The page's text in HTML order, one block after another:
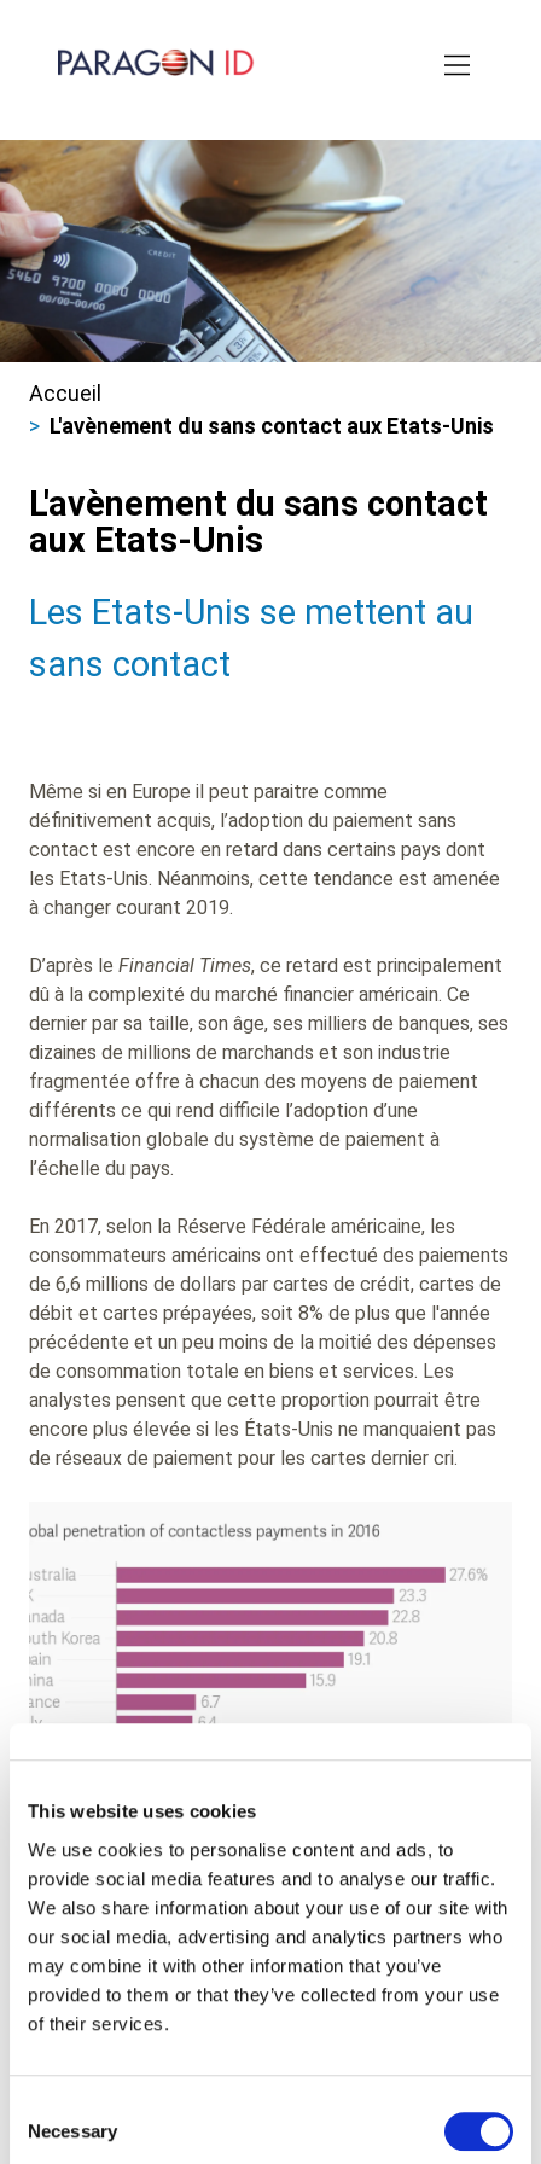
This website uses cookies
We use cookies to personalise content and ads, to
provide social media features and to analyse our traffic.
We also share information about your use of our site with
our social media, advertising and analytics partners who
may combine it with other information that you’ve
provided to them or that they’ve collected from your use
of their services.
Selection
Necessary
contenu
Fils
Accueil
L'avènement du sans contact aux Etats-Unis
L'avènement du sans contact
aux Etats-Unis
Sub
Heading
Les Etats-Unis se mettent au
sans contact
Même si en Europe il peut paraitre comme
définitivement acquis, l’adoption du paiement sans
contact est encore en retard dans certains pays dont
les Etats-Unis. Néanmoins, cette tendance est amenée
à changer courant 2019.
D’après le Financial Times, ce retard est principalement
dû à la complexité du marché financier américain. Ce
dernier par sa taille, son âge, ses milliers de banques, ses
dizaines de millions de marchands et son industrie
fragmentée offre à chacun des moyens de paiement
différents ce qui rend difficile l’adoption d’une
normalisation globale du système de paiement à
l’échelle du pays.
En 2017, selon la Réserve Fédérale américaine, les
consommateurs américains ont effectué des paiements
de 6,6 millions de dollars par cartes de crédit, cartes de
débit et cartes prépayées, soit 8% de plus que l'année
précédente et un peu moins de la moitié des dépenses
de consommation totale en biens et services. Les
analystes pensent que cette proportion pourrait être
encore plus élevée si les États-Unis ne manquaient pas
de réseaux de paiement pour les cartes dernier cri.
body
Source : ATKearney
massive des coordonnées bancaires par le détaillant en
2013. Beaucoup de consommateurs américains avaient
recours à ce site commerçant pour y effectuer des